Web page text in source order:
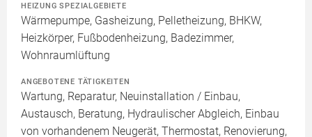
HEIZUNG SPEZIALGEBIETE
Wärmepumpe, Gasheizung, Pelletheizung, BHKW,
Heizkörper, Fußbodenheizung, Badezimmer,
Wohnraumlüftung
ANGEBOTENE TÄTIGKEITEN
Wartung, Reparatur, Neuinstallation / Einbau,
Austausch, Beratung, Hydraulischer Abgleich, Einbau
von vorhandenem Neugerät, Thermostat, Renovierung,